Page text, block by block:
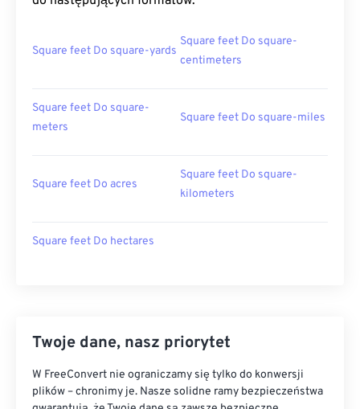
Square feet Do square-yards
Square feet Do square-
centimeters
Square feet Do square-
meters
Square feet Do square-miles
Square feet Do acres
Square feet Do square-
kilometers
Square feet Do hectares
Twoje dane, nasz priorytet
W FreeConvert nie ograniczamy się tylko do konwersji
plików – chronimy je. Nasze solidne ramy bezpieczeństwa